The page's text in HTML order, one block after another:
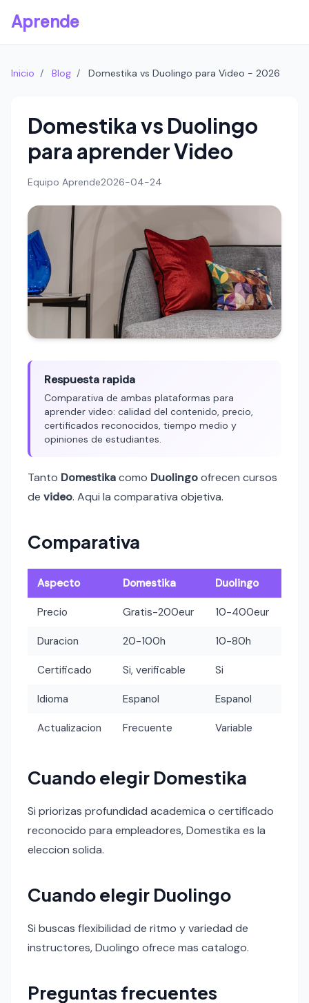
Aprende
Inicio / Blog / Domestika vs Duolingo para Video - 2026
Domestika vs Duolingo
para aprender Video
Equipo Aprende2026-04-24
Respuesta rapida
Comparativa de ambas plataformas para
aprender video: calidad del contenido, precio,
certificados reconocidos, tiempo medio y
opiniones de estudiantes.
Tanto Domestikacomo Duolingoofrecen cursos
de video. Aqui la comparativa objetiva.
Comparativa
Aspecto Domestika Duolingo
Precio Gratis-200eur 10-400eur
Duracion 20-100h 10-80h
Certificado Si, verificable Si
Idioma Espanol Espanol
Actualizacion Frecuente Variable
Cuando elegir Domestika
Si priorizas profundidad academica o certificado
reconocido para empleadores, Domestika es la
eleccion solida.
Cuando elegir Duolingo
Si buscas flexibilidad de ritmo y variedad de
instructores, Duolingo ofrece mas catalogo.
Preguntas frecuentes